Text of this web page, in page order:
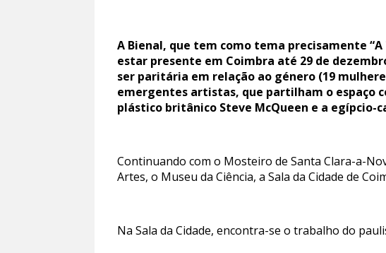
A Bienal, que tem como tema precisamente
estar presente em Coimbra até 29 de
ser paritária em relação ao género (19
emergentes artistas, que partilham o espaço
plástico britânico Steve McQueen e a egípcio-
Continuando com o Mosteiro de Santa Clara-a-
Artes, o Museu da Ciência, a Sala da Cidade de
Na Sala da Cidade, encontra-se o trabalho do